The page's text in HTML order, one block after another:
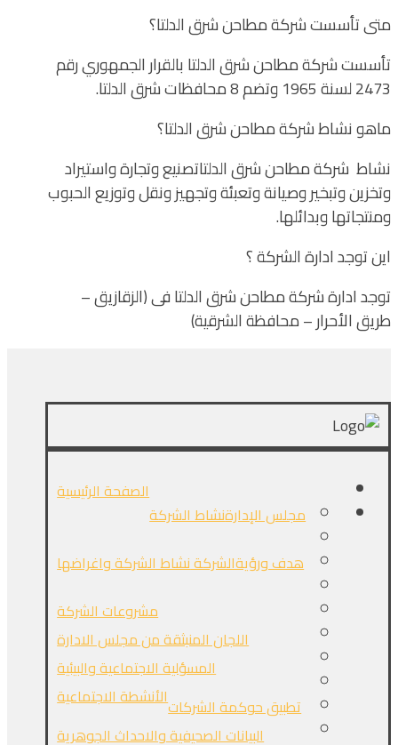
متى تأسست شركة مطاحن شرق الدلتا؟
تأسست شركة مطاحن شرق الدلتا بالقرار الجمهوري رقم
2473 لسنة 1965 وتضم 8 محافظات شرق الدلتا.
ماهو نشاط شركة مطاحن شرق الدلتا؟
نشاط شركة مطاحن شرق الدلتاتصنيع وتجارة واستيراد
وتخزين وتبخير وصيانة وتعبئة وتجهيز ونقل وتوزيع الحبوب
ومنتجاتها وبدائلها.
اين توجد ادارة الشركة ؟
توجد ادارة شركة مطاحن شرق الدلتا فى (الزقازيق –
طريق الأحرار – محافظة الشرقية)
الصفحة الرئيسية
نشاط الشركةمجلس الإدارة
نشاط الشركة واغراضهاهدف ورؤيةالشركة
مشروعات الشركة
اللجان المنبثقة من مجلس الادارة
المسؤلية الاجتماعية والبيئية
الأنشطة الاجتماعيةتطبيق حوكمة الشركات
البيانات الصحيفية والاحداث الجوهرية